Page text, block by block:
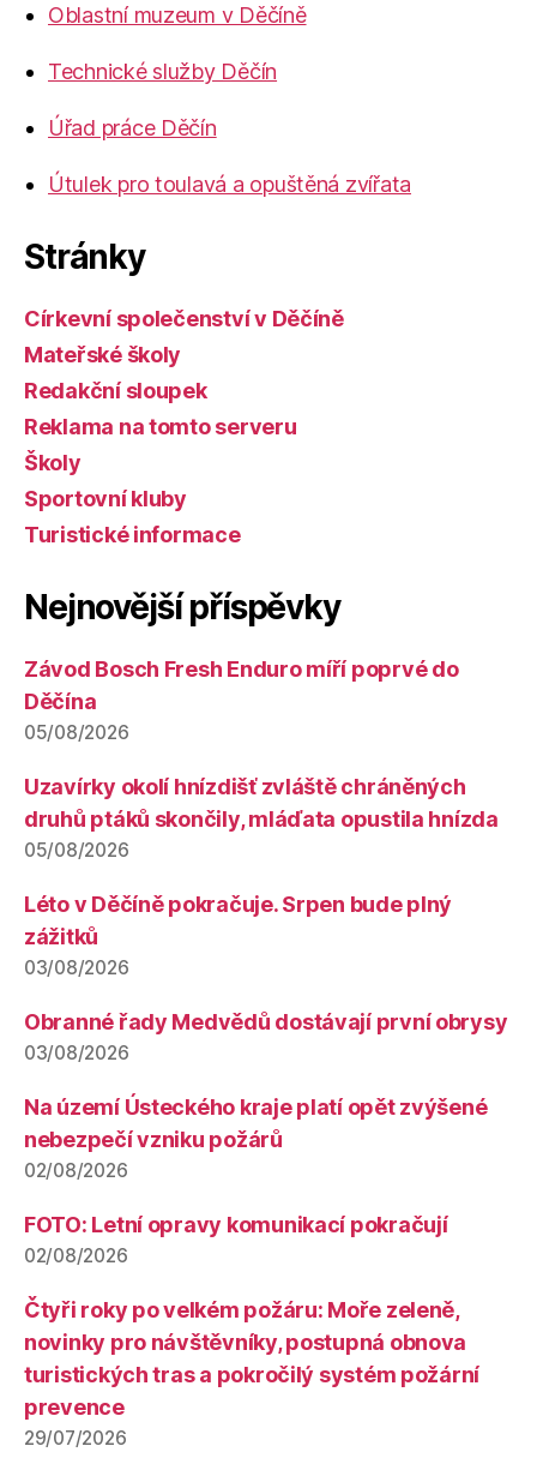
Oblastní muzeum v Děčíně
Technické služby Děčín
Úřad práce Děčín
Útulek pro toulavá a opuštěná zvířata
Stránky
Církevní společenství v Děčíně
Mateřské školy
Redakční sloupek
Reklama na tomto serveru
Školy
Sportovní kluby
Turistické informace
Nejnovější příspěvky
Závod Bosch Fresh Enduro míří poprvé do
Děčína
05/08/2026
Uzavírky okolí hnízdišť zvláště chráněných
druhů ptáků skončily, mláďata opustila hnízda
05/08/2026
Léto v Děčíně pokračuje. Srpen bude plný
zážitků
03/08/2026
Obranné řady Medvědů dostávají první obrysy
03/08/2026
Na území Ústeckého kraje platí opět zvýšené
nebezpečí vzniku požárů
02/08/2026
FOTO: Letní opravy komunikací pokračují
02/08/2026
Čtyři roky po velkém požáru: Moře zeleně,
novinky pro návštěvníky, postupná obnova
turistických tras a pokročilý systém požární
prevence
29/07/2026